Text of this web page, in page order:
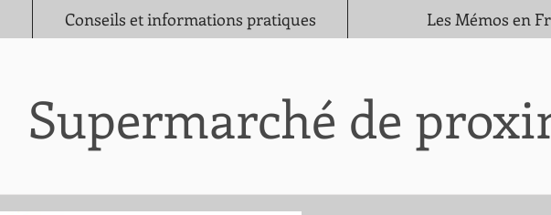
Conseils et informations pratiques Les Mémos en
Supermarché de